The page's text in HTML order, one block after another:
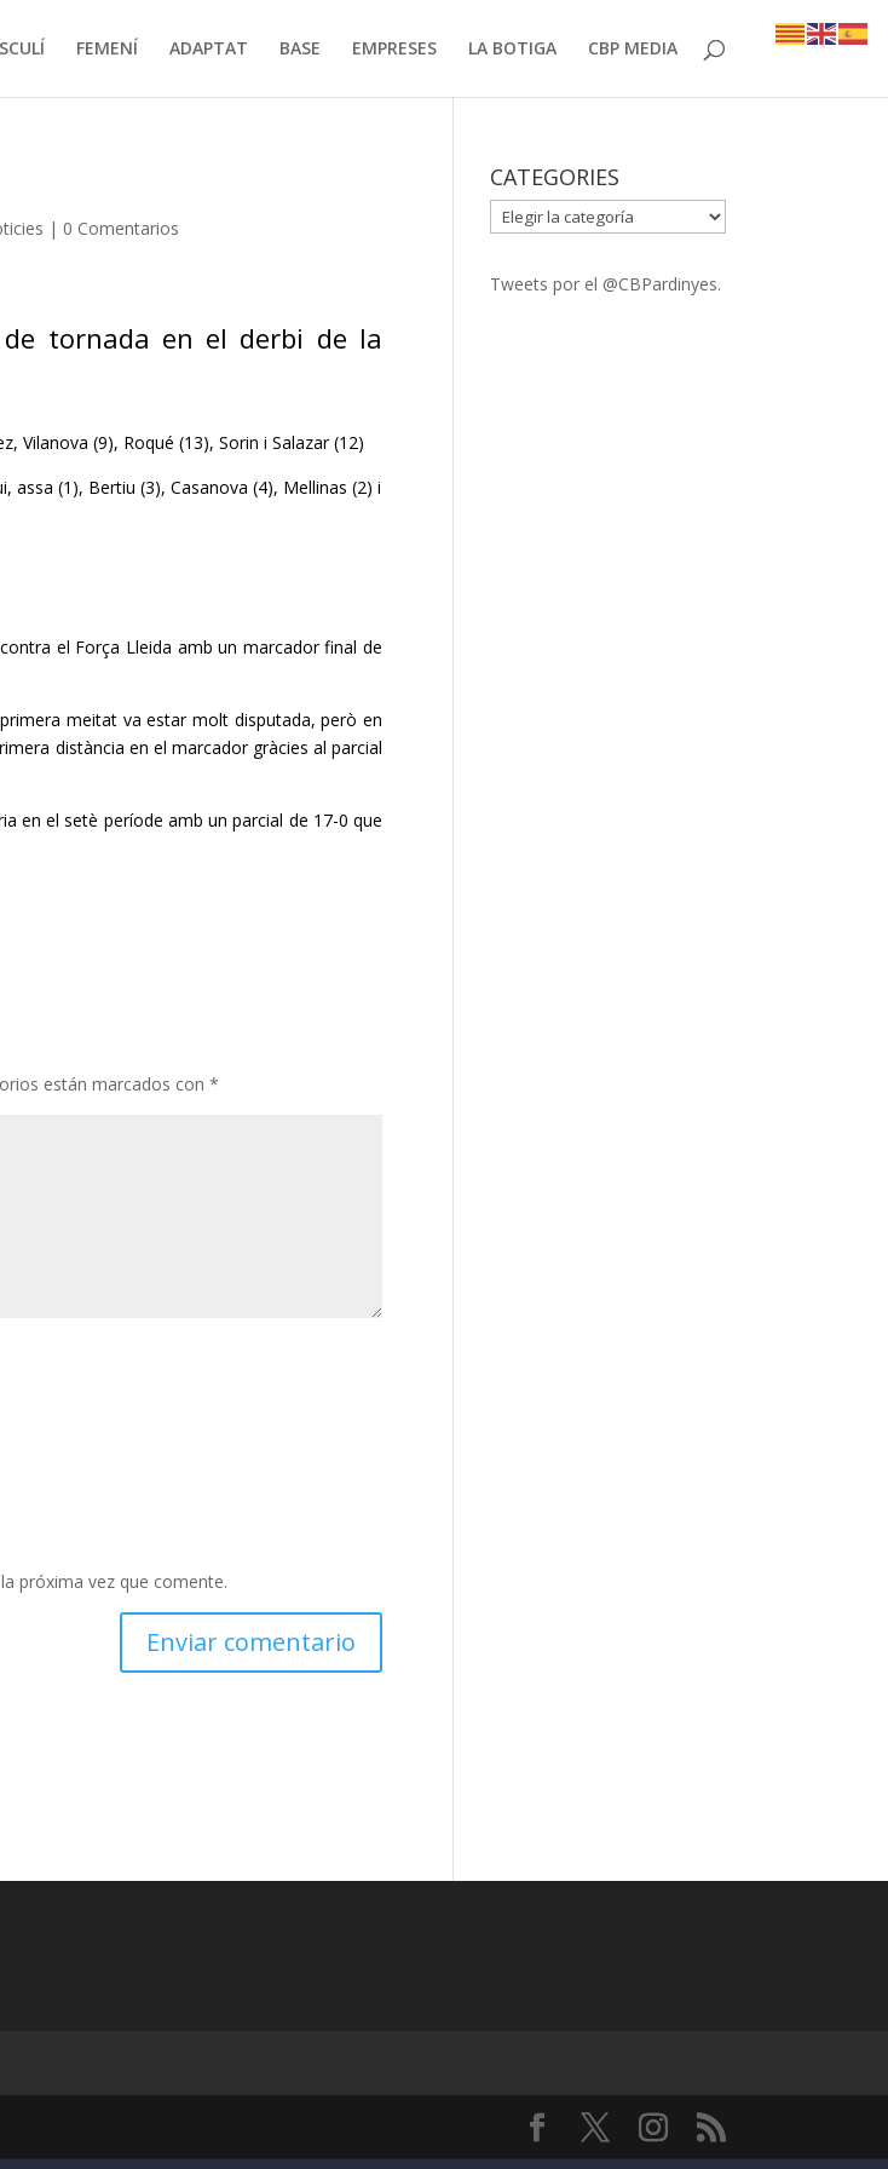
FEMENÍ ADAPTAT BASE EMPRESES LA BOTIGA CBP MEDIA
| 0 Comentarios
tornada en el derbi de la
Vilanova (9), Roqué (13), Sorin i Salazar (12)
assa (1), Bertiu (3), Casanova (4), Mellinas (2) i
el Força Lleida amb un marcador final de
meitat va estar molt disputada, però en
distància en el marcador gràcies al parcial
en el setè període amb un parcial de 17-0 que
están marcados con*
próxima vez que comente.
CATEGORIES
CATEGORIES
Tweets por el @CBPardinyes.